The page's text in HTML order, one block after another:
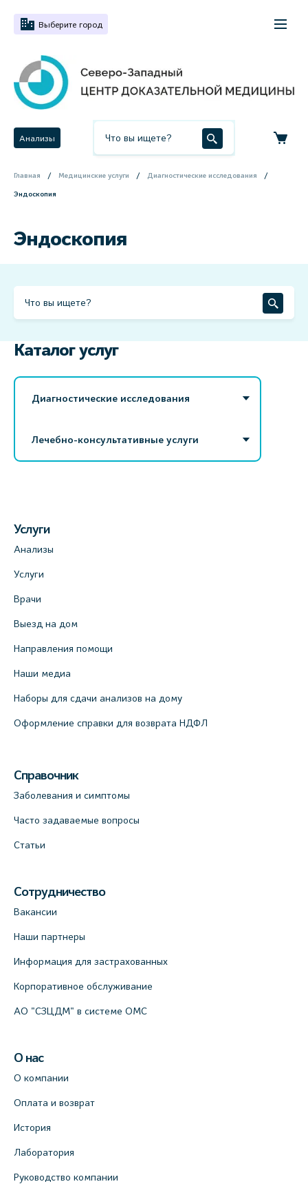
Выберите город
Анализы
Главная Медицинские услуги Диагностические исследования
Эндоскопия
Эндоскопия
Каталог услуг
Диагностические исследования
Лечебно-консультативные услуги
Услуги
Анализы
Услуги
Врачи
Выезд на дом
Направления помощи
Наши медиа
Наборы для сдачи анализов на дому
Оформление справки для возврата НДФЛ
Справочник
Заболевания и симптомы
Часто задаваемые вопросы
Статьи
Сотрудничество
Вакансии
Наши партнеры
Информация для застрахованных
Корпоративное обслуживание
АО "СЗЦДМ" в системе ОМС
О нас
О компании
Оплата и возврат
История
Лаборатория
Руководство компании